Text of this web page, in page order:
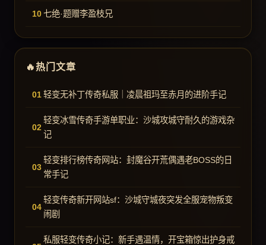
七绝·题赠李盈枝兄
热门文章
轻变无补丁传奇私服｜凌晨祖玛至赤月的进阶手记
轻变冰雪传奇手游单职业：沙城攻城守耐久的游戏杂
记
轻变排行榜传奇网站：封魔谷开荒偶遇老BOSS的日
常手记
轻变传奇新开网站sf：沙城守城夜突发全服宠物叛变
闹剧
私服轻变传奇小记：新手遇温情，开宝箱惊出护身戒